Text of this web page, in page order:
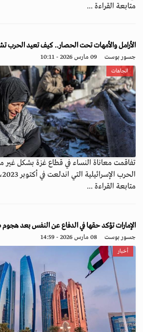
متابعة القراءة ...
الأرامل والأمهات تحت الحصار.. كيف تعيد الحرب
جسور بوست 09 مارس 2026 - 10:11
اتجاهات
تفاقمت معاناة النساء في قطاع غزة بشكل غير
الحرب الإسرائيلية التي اندلعت في أكتوبر 2023، حيث تحولت النسا...
متابعة القراءة ...
الإمارات تؤكد حقها في الدفاع عن النفس بعد
جسور بوست 08 مارس 2026 - 14:59
أخبار